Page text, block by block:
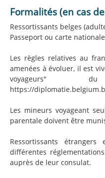
Formalités (en cas
Ressortissants belges
Passeport ou carte
Les règles relatives au
amenées à évoluer, il est
voyageurs"
https://
Les mineurs voyageant
parentale doivent être
Ressortissants
différentes
auprès de leur consulat.